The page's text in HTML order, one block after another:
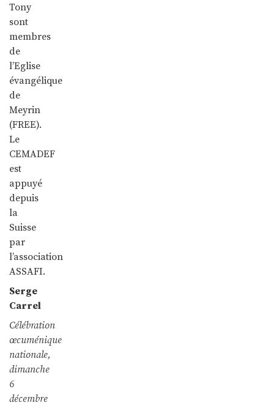
Tony
sont
membres
de
l’Eglise
évangélique
de
Meyrin
(FREE).
Le
CEMADEF
est
appuyé
depuis
la
Suisse
par
l’association
ASSAFI.
Serge
Carrel
Célébration
œcuménique
nationale,
dimanche
6
décembre